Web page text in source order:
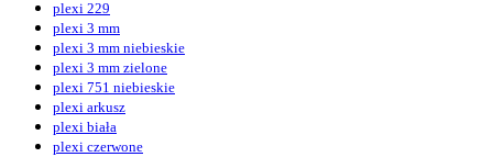
plexi 229
plexi 3 mm
plexi 3 mm niebieskie
plexi 3 mm zielone
plexi 751 niebieskie
plexi arkusz
plexi biała
plexi czerwone